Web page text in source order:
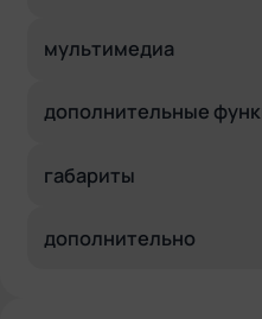
мультимедиа
дополнительные
габариты
дополнительно